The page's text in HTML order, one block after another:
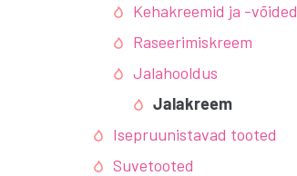
Kehakreemid ja -võided
Raseerimiskreem
Jalahooldus
Jalakreem
Isepruunistavad tooted
Suvetooted